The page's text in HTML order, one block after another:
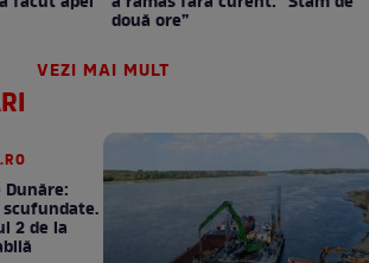
două ore”
VEZI MAI MULT
2 de la